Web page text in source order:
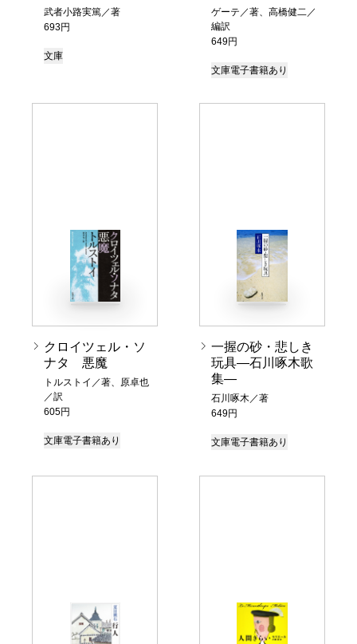
武者小路実篤／著
693円
文庫
ゲーテ／著、高橋健二／
編訳
649円
文庫電子書籍あり
クロイツェル・ソ
ナタ 悪魔
トルストイ／著、原卓也
／訳
605円
文庫電子書籍あり
一握の砂・悲しき
玩具―石川啄木歌
集―
石川啄木／著
649円
文庫電子書籍あり